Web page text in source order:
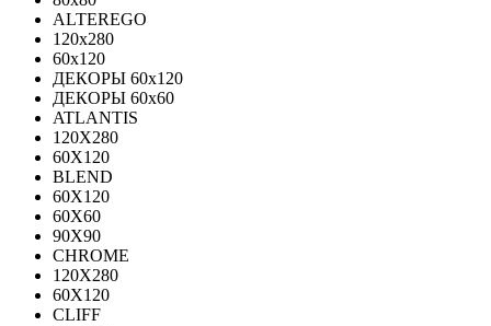
ALTEREGO
120х280
60х120
ДЕКОРЫ 60х120
ДЕКОРЫ 60х60
ATLANTIS
120X280
60X120
BLEND
60Х120
60Х60
90Х90
CHROME
120X280
60X120
CLIFF